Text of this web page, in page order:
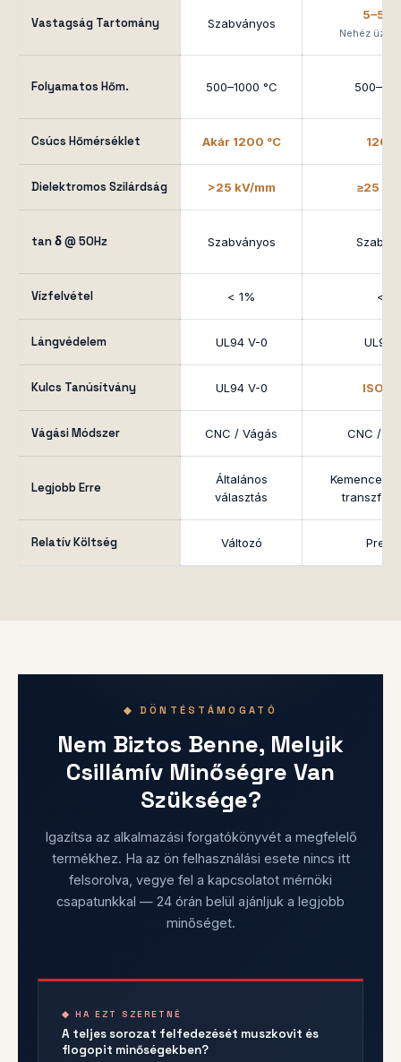
Vastagság Tartomány Szabványos
5–50
Nehéz
Folyamatos Hőm. 500–1000 °C
Csúcs Hőmérséklet Akár 1200 °C 1200
Dielektromos Szilárdság >25 kV/mm ≥25
tan δ @ 50Hz Szabványos
Vízfelvétel < 1% <
Lángvédelem UL94 V-0 UL94
Kulcs Tanúsítvány UL94 V-0 ISO
Vágási Módszer CNC / Vágás CNC /
Legjobb Erre
Általános
választás
Kemence
Relatív Költség Változó
◆ DÖNTÉSTÁMOGATÓ
Nem Biztos Benne, Melyik
Csillámív Minőségre Van
Szüksége?
Igazítsa az alkalmazási forgatókönyvét a megfelelő
termékhez. Ha az ön felhasználási esete nincs itt
felsorolva, vegye fel a kapcsolatot mérnöki
csapatunkkal — 24 órán belül ajánljuk a legjobb
minőséget.
◆ HA EZT SZERETNÉ
A teljes sorozat felfedezését muszkovit és
flogopit minőségekben?